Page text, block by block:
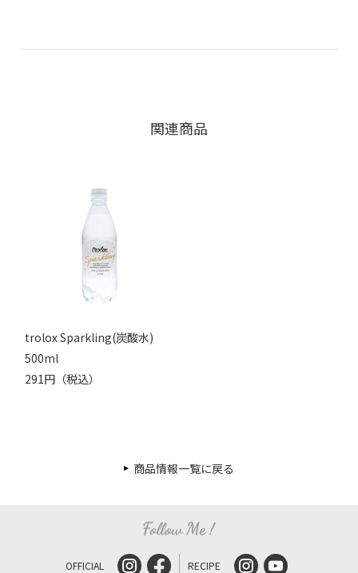
関連商品
trolox Sparkling(炭酸水)
500ml
291円（税込）
商品情報一覧に戻る
OFFICIAL RECIPE